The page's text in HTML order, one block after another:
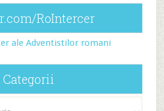
RoIntercer
ale Adventistilor romani
Categorii